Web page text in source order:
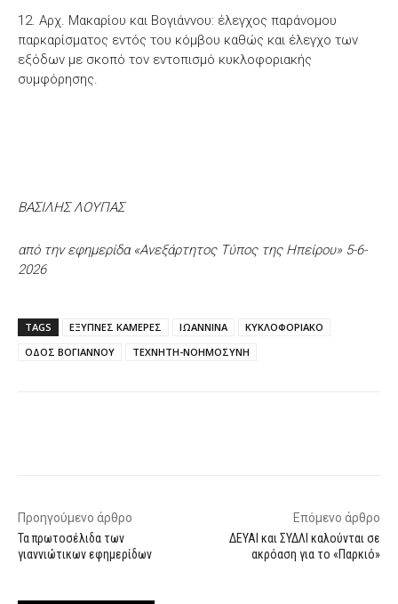
12. Αρχ. Μακαρίου και Βογιάννου: έλεγχος παράνομου
παρκαρίσματος εντός του κόμβου καθώς και έλεγχο των
εξόδων με σκοπό τον εντοπισμό κυκλοφοριακής
συμφόρησης.
ΒΑΣΙΛΗΣ ΛΟΥΠΑΣ
από την εφημερίδα «Ανεξάρτητος Τύπος της Ηπείρου» 5-6-
2026
TAGS ΕΞΥΠΝΕΣ ΚΑΜΕΡΕΣ ΙΩΑΝΝΙΝΑ
ΚΥΚΛΟΦΟΡΙΑΚΟ
ΟΔΟΣ ΒΟΓΙΑΝΝΟΥ
ΤΕΧΝΗΤΗ-ΝΟΗΜΟΣΥΝΗ
Προηγούμενο άρθρο
Τα πρωτοσέλιδα των
γιαννιώτικων εφημερίδων
Επόμενο άρθρο
ΔΕΥΑΙ και ΣΥΔΛΙ καλούνται σε
ακρόαση για το «Παρκιό»